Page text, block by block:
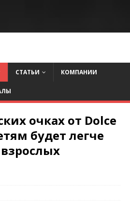
СТАТЬИ КОМПАНИИ
очках от Dolce
будет легче